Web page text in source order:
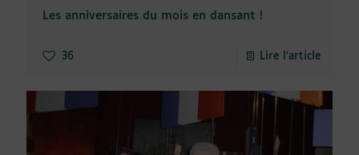
Les anniversaires du mois en dansant !
36 Lire l'article